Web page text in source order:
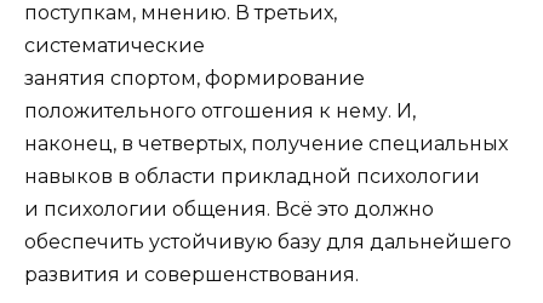
поступкам, мнению. В третьих,
систематические
занятия спортом, формирование
положительного отгошения к нему. И,
наконец, в четвертых, получение специальных
навыков в области прикладной психологии
и психологии общения. Всё это должно
обеспечить устойчивую базу для дальнейшего
развития и совершенствования.